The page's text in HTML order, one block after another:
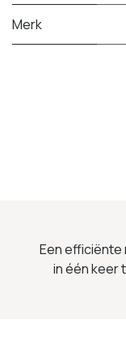
Merk
Een efficiënte
in één keer